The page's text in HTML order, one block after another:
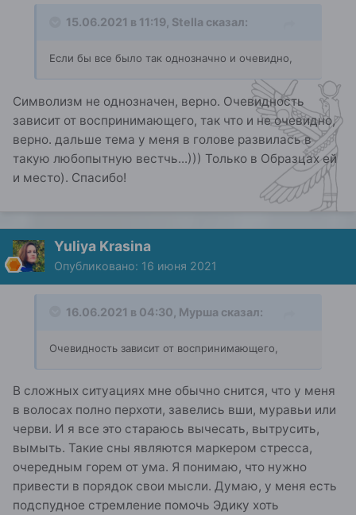
15.06.2021 в 11:19, Stella сказал:
Если бы все было так однозначно и очевидно,
Символизм не однозначен, верно. Очевидность
зависит от воспринимающего, так что и не очевидно,
верно. дальше тема у меня в голове развилась в
такую любопытную вестчь...))) Только в Образцах ей
и место). Спасибо!
Yuliya Krasina
Опубликовано: 16 июня 2021
16.06.2021 в 04:30, Мурша сказал:
Очевидность зависит от воспринимающего,
В сложных ситуациях мне обычно снится, что у меня
в волосах полно перхоти, завелись вши, муравьи или
черви. И я все это стараюсь вычесать, вытрусить,
вымыть. Такие сны являются маркером стресса,
очередным горем от ума. Я понимаю, что нужно
привести в порядок свои мысли. Думаю, у меня есть
подспудное стремление помочь Эдику хоть